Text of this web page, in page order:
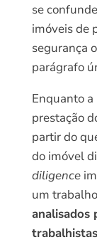
se
imóveis de
segurança
parágrafo
Enquanto a
prestação
partir do
do imóvel
diligence
um
analisados